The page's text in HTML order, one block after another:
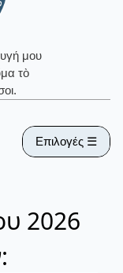
μου
τὸ
Επιλογές ☰
2026